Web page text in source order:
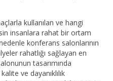
kullanılan ve hangi
insanlara rahat bir ortam
konferans salonlarının
rahatlığı sağlayan en
tasarımında
ve dayanıklılık